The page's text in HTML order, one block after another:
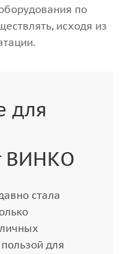
по
исходя из
для
ВИНКО
стала
для